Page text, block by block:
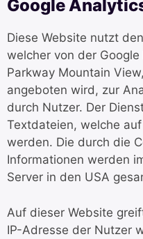
Google
Diese Website nutzt
welcher von der
Parkway Mountain
angeboten wird, zur
durch Nutzer. Der
Textdateien, welche
werden. Die durch die
Informationen werden
Server in den USA
Auf dieser Website
IP-Adresse der Nutzer